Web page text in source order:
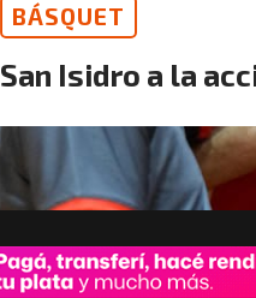
BÁSQUET
San Isidro a la